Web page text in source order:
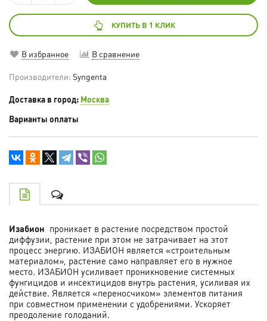
КУПИТЬ В 1 КЛИК
В избранное В сравнение
Производители: Syngenta
Доставка в город: Москва
Варианты оплаты
Изабион проникает в растение посредством простой
диффузии, растение при этом не затрачивает на этот
процесс энергию. ИЗАБИОН является «строительным
материалом», растение само направляет его в нужное
место. ИЗАБИОН усиливает проникновение системных
фунгицидов и инсектицидов внутрь растения, усиливая их
действие. Является «переносчиком» элементов питания
при совместном применении с удобрениями. Ускоряет
преодоление голоданий.